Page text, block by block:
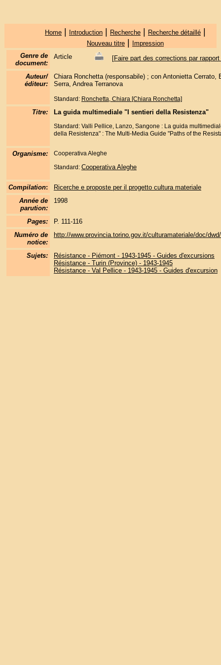
Home| Introduction| Recherche| Recherche détaillé|
Nouveau titre|
Impression
Genre de
document:
Article [Faire part des corrections par
Auteur/
éditeur:
Chiara Ronchetta (responsabile) ; con Antonietta Cerrato,
Serra, Andrea Terranova
Standard: Ronchetta, Chiara [Chiara Ronchetta]
Titre: La guida multimediale "I sentieri della Resistenza"
Standard: Valli Pellice, Lanzo, Sangone : La guida
della Resistenza" : The Multi-Media Guide "Paths of the
Organisme: Cooperativa Aleghe
Standard: Cooperativa Aleghe
Compilation:
Ricerche e proposte per il progetto cultura materiale
Année de
parution:
1998
Pages:
P. 111-116
Numéro de
notice:
http://www.provincia.torino.gov.it/culturamateriale/doc/
Sujets:
Résistance - Piémont - 1943-1945 - Guides d'excursions
Résistance - Turin (Province) - 1943-1945
Résistance - Val Pellice - 1943-1945 - Guides d'excursion